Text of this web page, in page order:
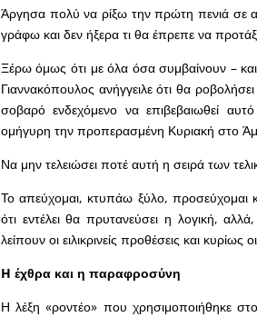
Άργησα πολύ να ρίξω την πρώτη πενιά σε
γράφω και δεν ήξερα τι θα έπρεπε να
Ξέρω όμως ότι με όλα όσα συμβαίνουν –
Γιαννακόπουλος ανήγγειλε ότι θα
σοβαρό ενδεχόμενο να επιβεβαιωθεί
ομήγυρη την προπερασμένη Κυριακή στο
Να μην τελειώσει ποτέ αυτή η σειρά των
Το απεύχομαι, κτυπάω ξύλο, προσεύχομαι
ότι εντέλει θα πρυτανεύσει η λογική,
λείπουν οι ειλικρινείς προθέσεις και κυρίως
H έχθρα και η παραφροσύνη
Η λέξη «ροντέο» που χρησιμοποιήθηκε